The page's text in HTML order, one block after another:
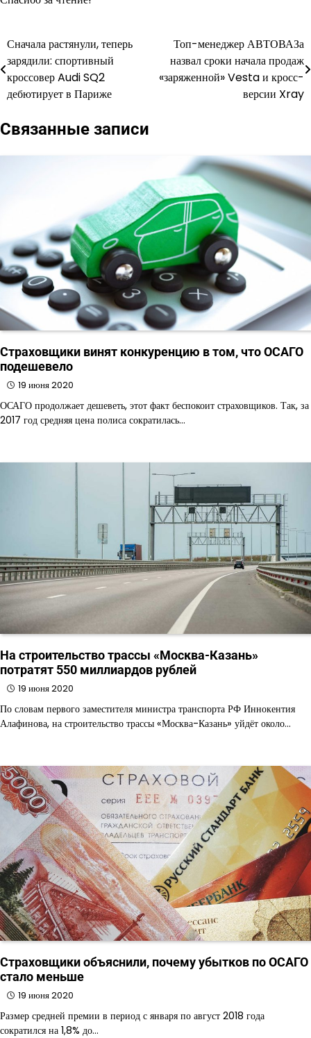
Навигация
по
записям
Сначала растянули, теперь
зарядили: спортивный
кроссовер Audi SQ2
дебютирует в Париже
Топ-менеджер АВТОВАЗа
назвал сроки начала продаж
«заряженной» Vesta и кросс-
версии Xray
Связанные записи
Страховщики винят конкуренцию в том, что ОСАГО
подешевело
19 июня 2020
ОСАГО продолжает дешеветь, этот факт беспокоит страховщиков. Так, за
2017 год средняя цена полиса сократилась…
На строительство трассы «Москва-Казань»
потратят 550 миллиардов рублей
19 июня 2020
По словам первого заместителя министра транспорта РФ Иннокентия
Алафинова, на строительство трассы «Москва-Казань» уйдёт около…
Страховщики объяснили, почему убытков по ОСАГО
стало меньше
19 июня 2020
Размер средней премии в период с января по август 2018 года
сократился на 1,8% до…